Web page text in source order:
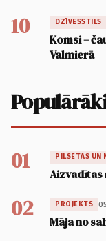
10 DZĪVESSTILS
Komsi –
Valmierā
01 PILSĒTĀS UN
Aizvadītas
02 PROJEKTS
Māja no